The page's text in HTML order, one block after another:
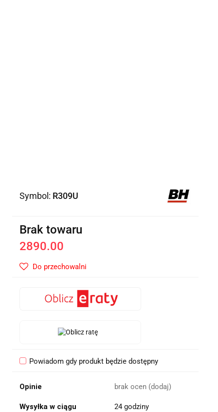
Symbol: R309U
Brak towaru
2890.00
Do przechowalni
Powiadom gdy produkt będzie dostępny
Opinie brak ocen (dodaj)
Wysyłka w ciągu 24 godziny